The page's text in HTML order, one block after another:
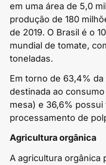
em uma área de 5,0
produção de 180
de 2019. O Brasil é o
mundial de tomate,
toneladas.
Em torno de 63,4%
destinada ao consumo
mesa) e 36,6% possui
processamento de
Agricultura orgânica
A agricultura orgânica